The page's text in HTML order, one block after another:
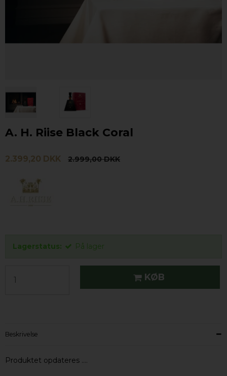
A. H. Riise Black Coral
2.399,20 DKK 2.999,00 DKK
Lagerstatus: På lager
KØB
Beskrivelse
Produktet opdateres ….